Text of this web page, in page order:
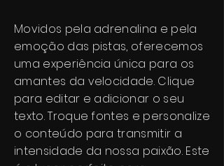
Movidos pela adrenalina e pela
emoção das pistas, oferecemos
uma experiência única para os
amantes da velocidade. Clique
para editar e adicionar o seu
texto. Troque fontes e personalize
o conteúdo para transmitir a
intensidade da nossa paixão. Este